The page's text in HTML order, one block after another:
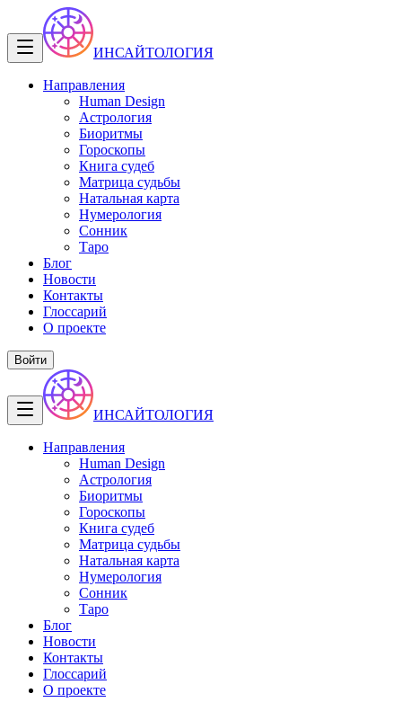
ИНСАЙТОЛОГИЯ
Направления
Human Design
Астрология
Биоритмы
Гороскопы
Книга судеб
Матрица судьбы
Натальная карта
Нумерология
Сонник
Таро
Блог
Новости
Контакты
Глоссарий
О проекте
Войти
ИНСАЙТОЛОГИЯ
Направления
Human Design
Астрология
Биоритмы
Гороскопы
Книга судеб
Матрица судьбы
Натальная карта
Нумерология
Сонник
Таро
Блог
Новости
Контакты
Глоссарий
О проекте